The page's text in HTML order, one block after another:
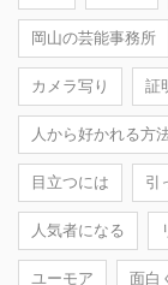
岡山の芸能事務所
カメラ写り 証
人から好かれる方
目立つには 引
人気者になる
ユーモア 面白